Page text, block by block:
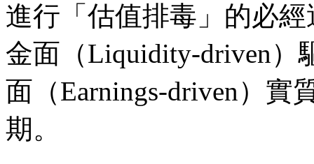
進行「估值排毒」的必
金面（Liquidity-driven）
面（Earnings-driven）實
期。